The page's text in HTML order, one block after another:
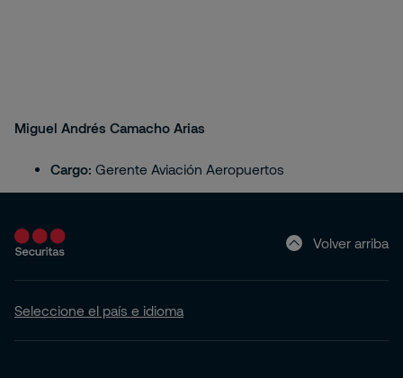
Miguel Andrés Camacho Arias
Cargo: Gerente Aviación Aeropuertos
Volver arriba
Seleccione el país e idioma